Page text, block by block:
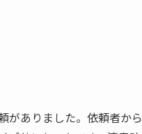
がありました。依頼者から